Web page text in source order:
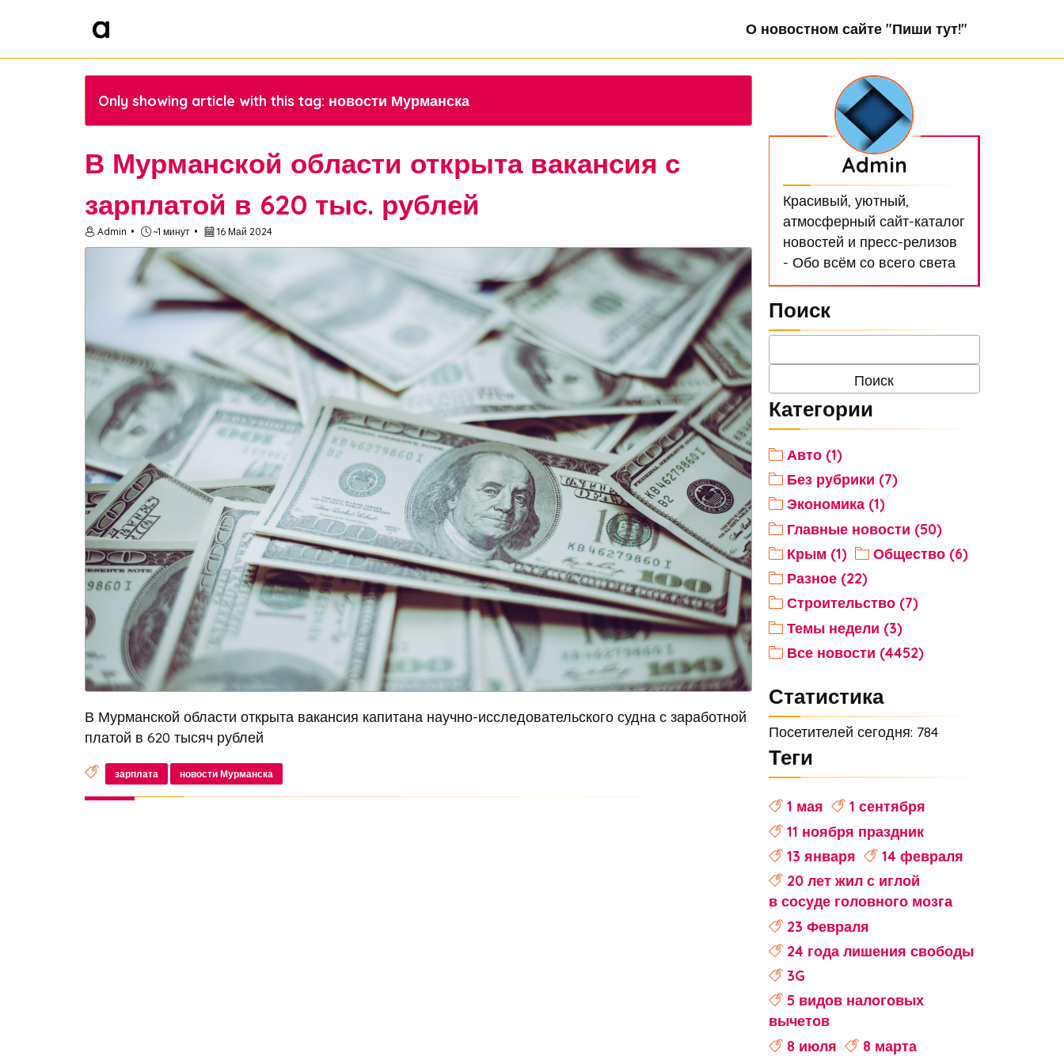
О новостном сайте "Пиши тут!"
Only showing article with this tag: новости Мурманска
В Мурманской области открыта вакансия с
зарплатой в 620 тыс. рублей
Admin ~1 минут 16 Май 2024
В Мурманской области открыта вакансия капитана научно-исследовательского судна с заработной
платой в 620 тысяч рублей
зарплата новости Мурманска
Admin
Красивый, уютный,
атмосферный сайт-каталог
новостей и пресс-релизов
- Обо всём со всего света
Поиск
Категории
Авто (1)
Без рубрики (7)
Экономика (1)
Главные новости (50)
Крым (1)
Общество (6)
Разное (22)
Строительство (7)
Темы недели (3)
Все новости (4452)
Статистика
Посетителей сегодня: 784
Теги
1 мая
1 сентября
11 ноября праздник
13 января
14 февраля
20 лет жил с иглой
в сосуде головного мозга
23 Февраля
24 года лишения свободы
3G
5 видов налоговых
вычетов
8 июля
8 марта